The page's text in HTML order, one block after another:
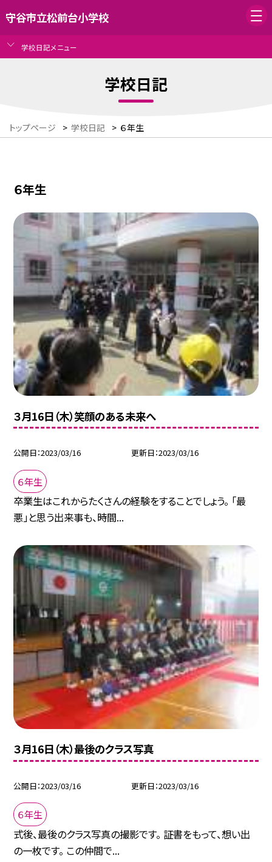
守谷市立松前台小学校
学校日記メニュー
学校日記
トップページ > 学校日記 > ６年生
６年生
３月16日（木）笑顔のある未来へ
公開日 2023/03/16 更新日 2023/03/16
６年生
卒業生はこれからたくさんの経験をすることでしょう。 「最
悪」と思う出来事も、時間...
３月16日（木）最後のクラス写真
公開日 2023/03/16 更新日 2023/03/16
６年生
式後、最後のクラス写真の撮影です。 証書をもって、想い出
の一枚です。 この仲間で...